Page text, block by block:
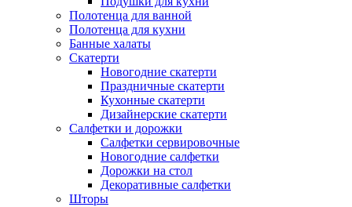
Полотенца для ванной
Полотенца для кухни
Банные халаты
Скатерти
Новогодние скатерти
Праздничные скатерти
Кухонные скатерти
Дизайнерские скатерти
Салфетки и дорожки
Салфетки сервировочные
Новогодние салфетки
Дорожки на стол
Декоративные салфетки
Шторы